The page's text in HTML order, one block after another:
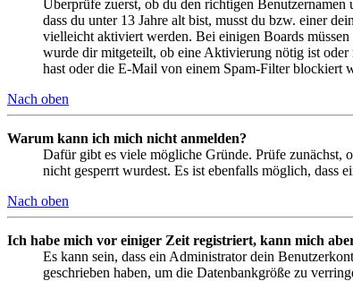
Überprüfe zuerst, ob du den richtigen
dass du unter 13 Jahre alt bist, musst du bzw. einer
vielleicht aktiviert werden. Bei einigen Boards
wurde dir mitgeteilt, ob eine Aktivierung nötig ist
hast oder die E-Mail von einem Spam-Filter blockiert
Nach oben
Warum kann ich mich nicht anmelden?
Dafür gibt es viele mögliche Gründe. Prüfe zunächst,
nicht gesperrt wurdest. Es ist ebenfalls möglich, dass
Nach oben
Ich habe mich vor einiger Zeit registriert, kann mich
Es kann sein, dass ein Administrator dein
geschrieben haben, um die Datenbankgröße zu